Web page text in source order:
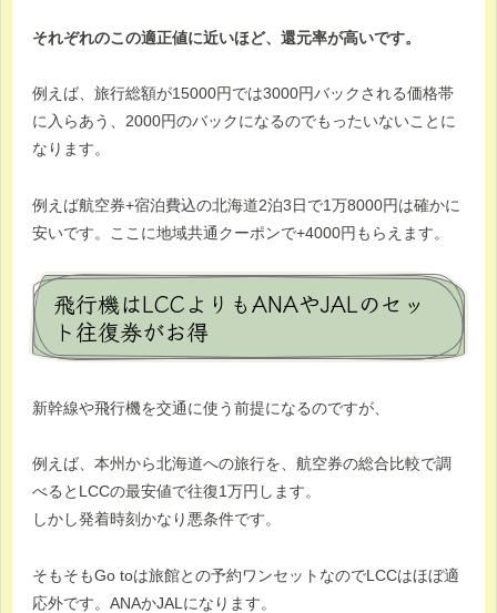
それぞれのこの適正値に近いほど、還元率が高いです。
例えば、旅行総額が15000円では3000円バックされる価格帯
に入らあう、2000円のバックになるのでもったいないことに
なります。
例えば航空券+宿泊費込の北海道2泊3日で1万8000円は確かに
安いです。ここに地域共通クーポンで+4000円もらえます。
飛行機はLCCよりもANAやJALのセッ
ト往復券がお得
新幹線や飛行機を交通に使う前提になるのですが、
例えば、本州から北海道への旅行を、航空券の総合比較で調
べるとLCCの最安値で往復1万円します。
しかし発着時刻かなり悪条件です。
そもそもGo toは旅館との予約ワンセットなのでLCCはほぼ適
応外です。ANAかJALになります。